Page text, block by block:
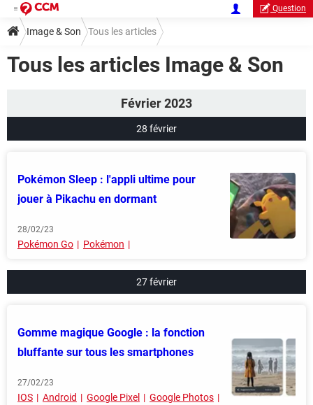
Question
Image & Son Tous les articles
Tous les articles Image & Son
Février 2023
28 février
Pokémon Sleep : l'appli ultime pour
jouer à Pikachu en dormant
28/02/23
Pokémon Go Pokémon
27 février
Gomme magique Google : la fonction
bluffante sur tous les smartphones
27/02/23
IOS Android Google Pixel
Google Photos